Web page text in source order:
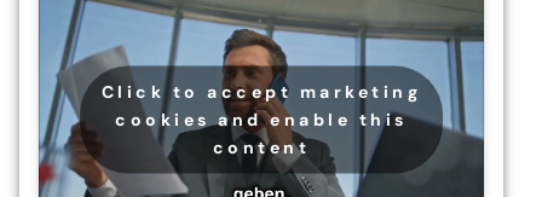
Click to accept marketing
cookies and enable this
content